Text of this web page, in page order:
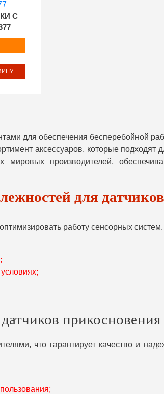
С
для обеспечения бесперебойной
аксессуаров, которые
производителей,
для
работу сенсорных
прикосновения
что гарантирует качество и